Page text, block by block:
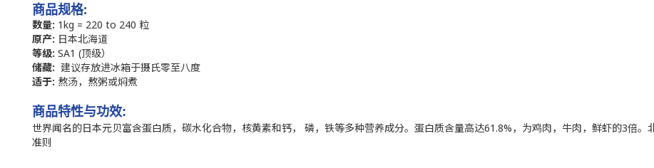
商品规格:
数量: 1kg = 220 to 240 粒
原产: 日本北海道
等级: SA1 (顶级）
储藏: 建议存放进冰箱于摄氏零至八度
适于: 熬汤，熬粥或焖煮
商品特性与功效:
世界闻名的日本元贝富含蛋白质，碳水化合物，核黄素和钙， 磷，铁等多种营养成分。蛋白质含量高达61.8%，为鸡肉，牛肉，鲜虾的3倍
准则